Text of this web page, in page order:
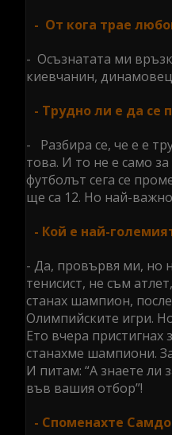
- От кога трае
- Осъзнатата ми
киевчанин,
- Трудно ли е да се
- Разбира се, че е е
това. И то не е само
футболът сега се
ще са 12. Но най-
- Кой е най-
- Да, провървя ми, но
тенисист, не съм
станах шампион,
Олимпийските игри.
Ето вчера
станахме шампиони.
И питам: “А знаете ли
във вашия отбор”!
- Споменахте